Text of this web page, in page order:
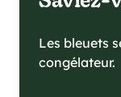
Les bleuets
congélateur.